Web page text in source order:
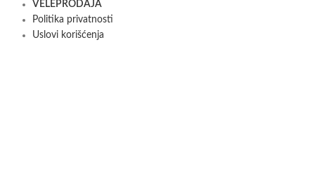
VELEPRODAJA
Politika privatnosti
Uslovi korišćenja